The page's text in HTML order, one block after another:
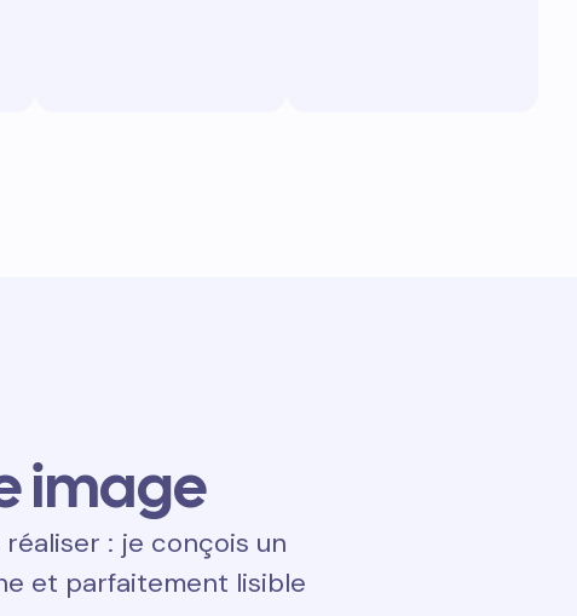
image
: je conçois un
et parfaitement lisible